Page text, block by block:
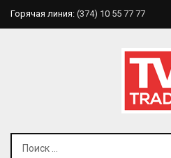
Горячая линия: (374) 10 55 77 77